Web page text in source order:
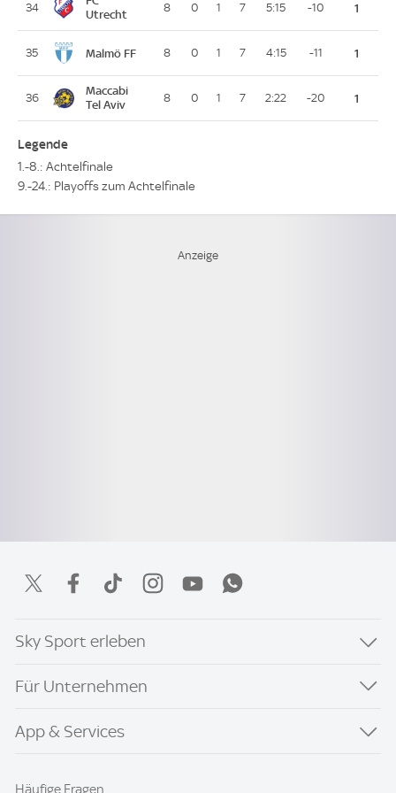
34
Utrecht
8 0 1 7 5:15 -10 1
35 Malmö FF 8 0 1 7 4:15 -11 1
36
Maccabi
Tel Aviv
8 0 1 7 2:22 -20 1
Legende
1.-8.: Achtelfinale
9.-24.: Playoffs zum Achtelfinale
Sky Sport erleben
Für Unternehmen
App & Services
Häufige Fragen